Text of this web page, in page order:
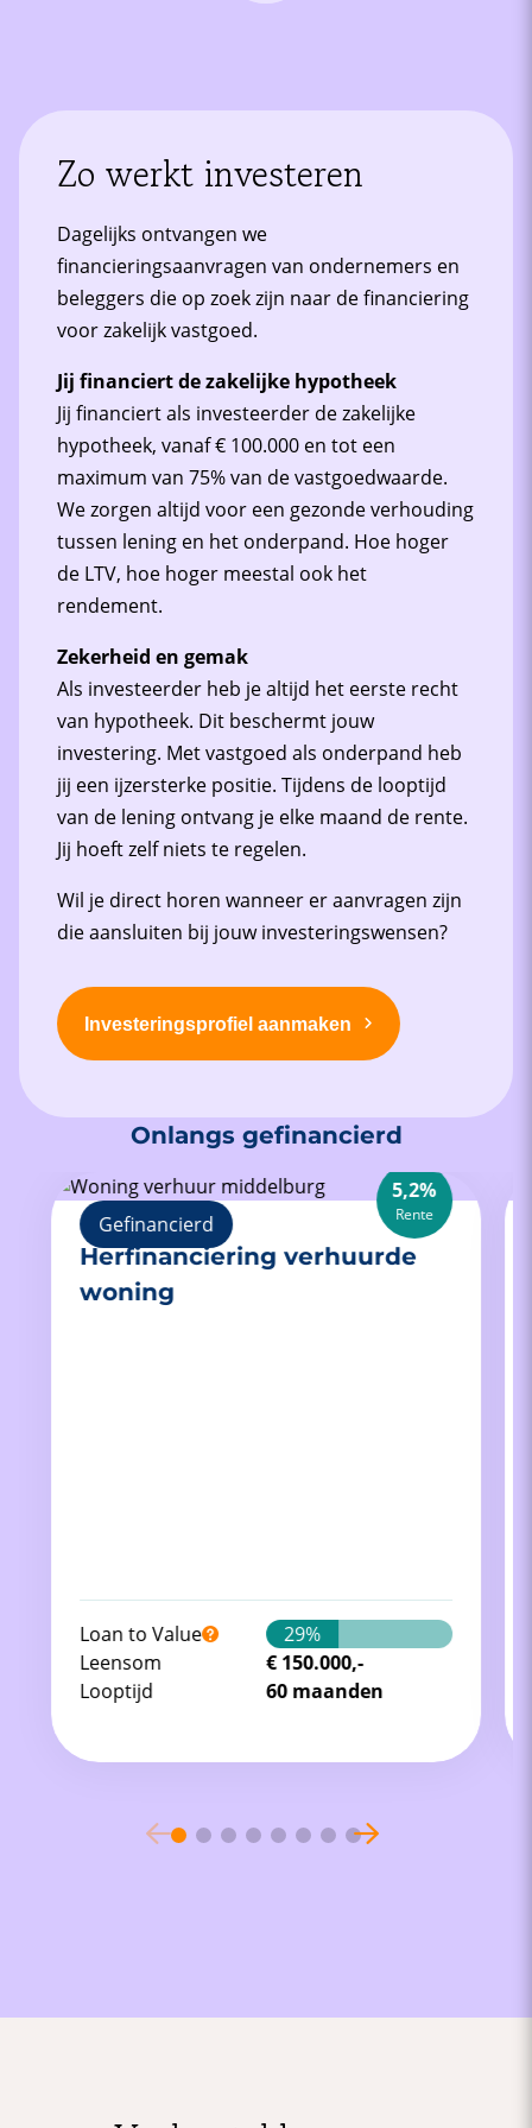
Zo werkt investeren
Dagelijks ontvangen we
financieringsaanvragen van ondernemers en
beleggers die op zoek zijn naar de financiering
voor zakelijk vastgoed.
Jij financiert de zakelijke hypotheek
Jij financiert als investeerder de zakelijke
hypotheek, vanaf € 100.000 en tot een
maximum van 75% van de vastgoedwaarde.
We zorgen altijd voor een gezonde verhouding
tussen lening en het onderpand. Hoe hoger
de LTV, hoe hoger meestal ook het
rendement.
Zekerheid en gemak
Als investeerder heb je altijd het eerste recht
van hypotheek. Dit beschermt jouw
investering. Met vastgoed als onderpand heb
jij een ijzersterke positie. Tijdens de looptijd
van de lening ontvang je elke maand de rente.
Jij hoeft zelf niets te regelen.
Wil je direct horen wanneer er aanvragen zijn
die aansluiten bij jouw investeringswensen?
Investeringsprofiel aanmaken
Onlangs gefinancierd
Gefinancierd
Herfinanciering verhuurde
woning
5,2%
Rente
Loan to Value
29%
Leensom
€ 150.000,-
Looptijd
60 maanden